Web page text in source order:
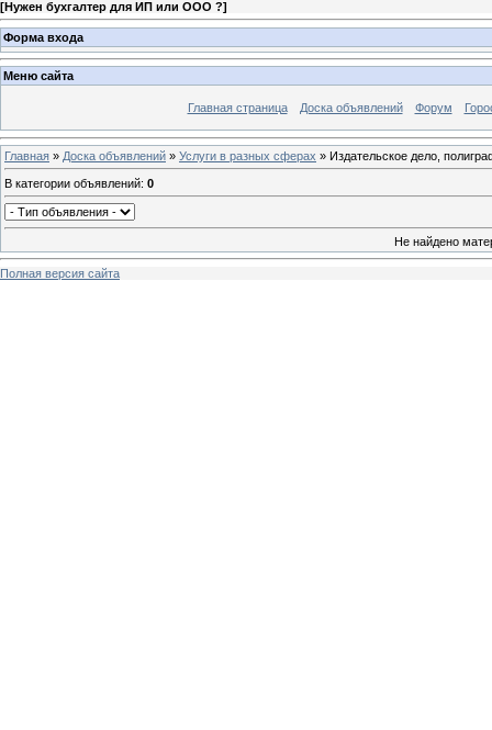
[Нужен бухгалтер для ИП или ООО ?]
Форма входа
Меню сайта
Главная страница Доска объявлений Форум
Главная » Доска объявлений » Услуги в разных сферах » Издательское дело,
В категории объявлений: 0
Не найдено
Полная версия сайта